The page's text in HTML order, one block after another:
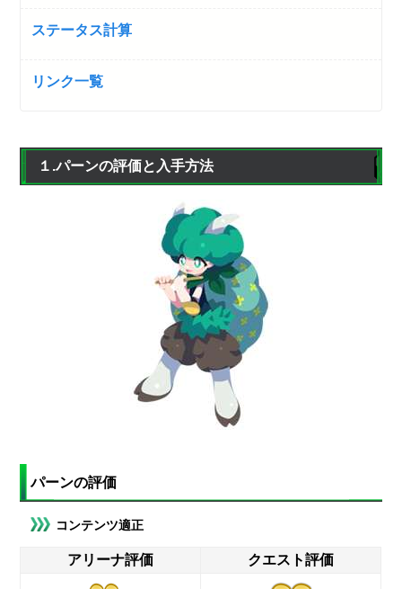
ステータス計算
リンク一覧
１.パーンの評価と入手方法
パーンの評価
コンテンツ適正
アリーナ評価 クエスト評価